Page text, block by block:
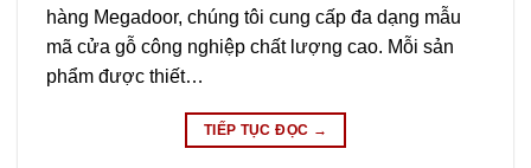
hàng Megadoor, chúng tôi cung cấp đa dạng mẫu
mã cửa gỗ công nghiệp chất lượng cao. Mỗi sản
phẩm được thiết…
TIẾP TỤC ĐỌC →